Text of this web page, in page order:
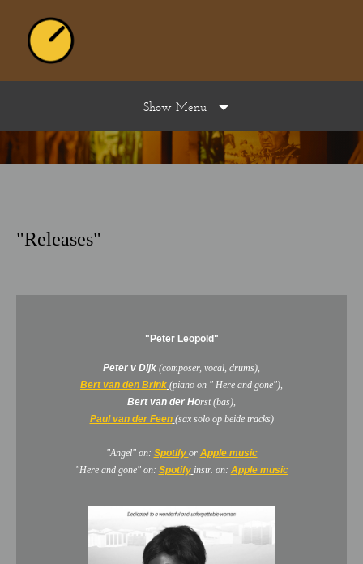
Show Menu
"Releases"
"Peter Leopold"
Peter v Dijk (composer, vocal, drums),
Bert van den Brink (piano on " Here and gone"),
Bert van der Horst (bas),
Paul van der Feen (sax solo op beide tracks)
"Angel" on: Spotify or Apple music
"Here and gone" on: Spotify instr. on: Apple music